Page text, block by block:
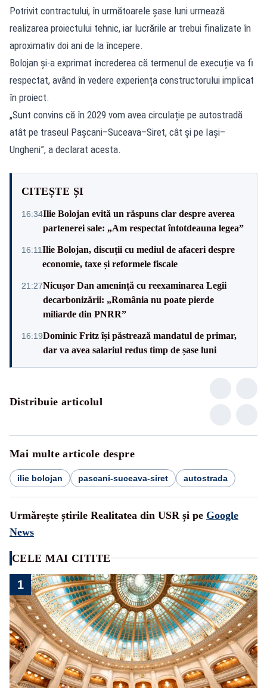
Potrivit contractului, în următoarele șase luni urmează
realizarea proiectului tehnic, iar lucrările ar trebui finalizate în
aproximativ doi ani de la începere.
Bolojan și-a exprimat încrederea că termenul de execuție va fi
respectat, având în vedere experiența constructorului implicat
în proiect.
„Sunt convins că în 2029 vom avea circulație pe autostradă
atât pe traseul Pașcani–Suceava–Siret, cât și pe Iași–
Ungheni”, a declarat acesta.
CITEȘTE ȘI
16:34Ilie Bolojan evită un răspuns clar despre averea
partenerei sale: „Am respectat întotdeauna legea”
16:11Ilie Bolojan, discuții cu mediul de afaceri despre
economie, taxe și reformele fiscale
21:27Nicușor Dan amenință cu reexaminarea Legii
decarbonizării: „România nu poate pierde
miliarde din PNRR”
16:19Dominic Fritz își păstrează mandatul de primar,
dar va avea salariul redus timp de șase luni
Distribuie articolul
Mai multe articole despre
ilie bolojan pascani-suceava-siret autostrada
Urmărește știrile Realitatea din USR și pe Google
News
CELE MAI CITITE
1